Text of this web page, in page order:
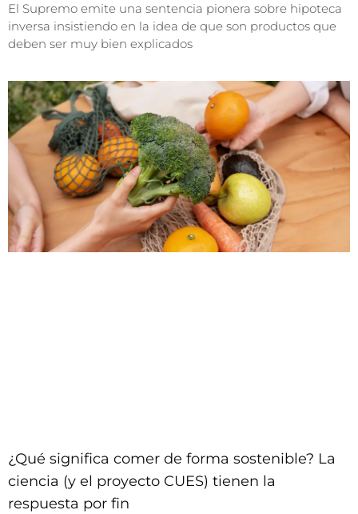
El Supremo emite una sentencia pionera sobre hipoteca
inversa insistiendo en la idea de que son productos que
deben ser muy bien explicados
¿Qué significa comer de forma sostenible? La
ciencia (y el proyecto CUES) tienen la
respuesta por fin